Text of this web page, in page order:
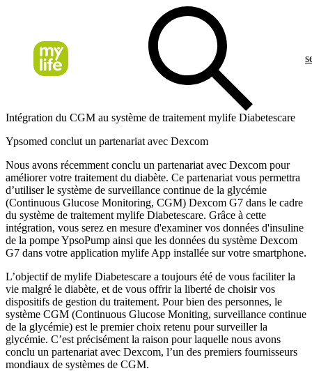
Intégration du CGM au système de traitement mylife Diabetescare
Ypsomed conclut un partenariat avec Dexcom
Nous avons récemment conclu un partenariat avec Dexcom pour
améliorer votre traitement du diabète. Ce partenariat vous permettra
d’utiliser le système de surveillance continue de la glycémie
(Continuous Glucose Monitoring, CGM) Dexcom G7 dans le cadre
du système de traitement mylife Diabetescare. Grâce à cette
intégration, vous serez en mesure d'examiner vos données d'insuline
de la pompe YpsoPump ainsi que les données du système Dexcom
G7 dans votre application mylife App installée sur votre smartphone.
L’objectif de mylife Diabetescare a toujours été de vous faciliter la
vie malgré le diabète, et de vous offrir la liberté de choisir vos
dispositifs de gestion du traitement. Pour bien des personnes, le
système CGM (Continuous Glucose Moniting, surveillance continue
de la glycémie) est le premier choix retenu pour surveiller la
glycémie. C’est précisément la raison pour laquelle nous avons
conclu un partenariat avec Dexcom, l’un des premiers fournisseurs
mondiaux de systèmes de CGM.